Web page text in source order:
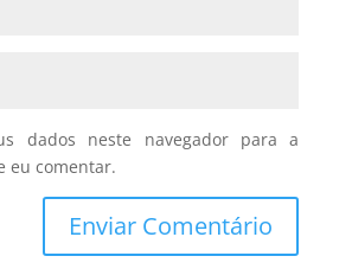
dados neste navegador para a
eu comentar.